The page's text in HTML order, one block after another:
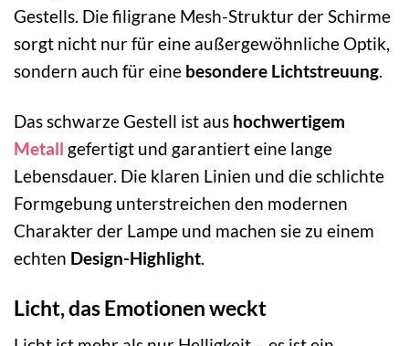
Gestells. Die filigrane Mesh-Struktur der Schirme
sorgt nicht nur für eine außergewöhnliche Optik,
sondern auch für eine besondere Lichtstreuung.
Das schwarze Gestell ist aus hochwertigem
Metall gefertigt und garantiert eine lange
Lebensdauer. Die klaren Linien und die schlichte
Formgebung unterstreichen den modernen
Charakter der Lampe und machen sie zu einem
echten Design-Highlight.
Licht, das Emotionen weckt